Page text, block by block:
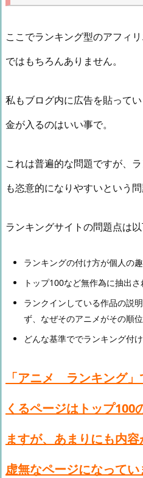
ここでランキング型のアフィ
ではもちろんありません。
私もブログ内に広告を貼って
金が入るのはいい事で。
これは普遍的な問題ですが、
も恣意的になりやすいという
ランキングサイトの問題点は以
ランキングの付け方が個人の
トップ100など無作為に抽出
ランクインしている作品の説
ず、なぜそのアニメがその順
どんな基準ででランキング付
「アニメ ランキング
くるページはトップ100
ますが、あまりにも内
虚無なページになってい